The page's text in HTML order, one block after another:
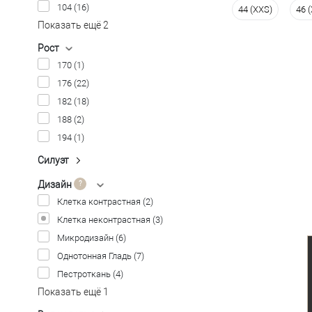
104 (16)
Показать ещё 2
Рост
170 (1)
176 (22)
182 (18)
188 (2)
194 (1)
СилуэтПолуприлегающий
Приталенный
Дизайн
Клетка контрастная (2)
Клетка неконтрастная (3)
Микродизайн (6)
Однотонная Гладь (7)
Пестроткань (4)
Показать ещё 1
Размер одежды
44 (XXS) 46